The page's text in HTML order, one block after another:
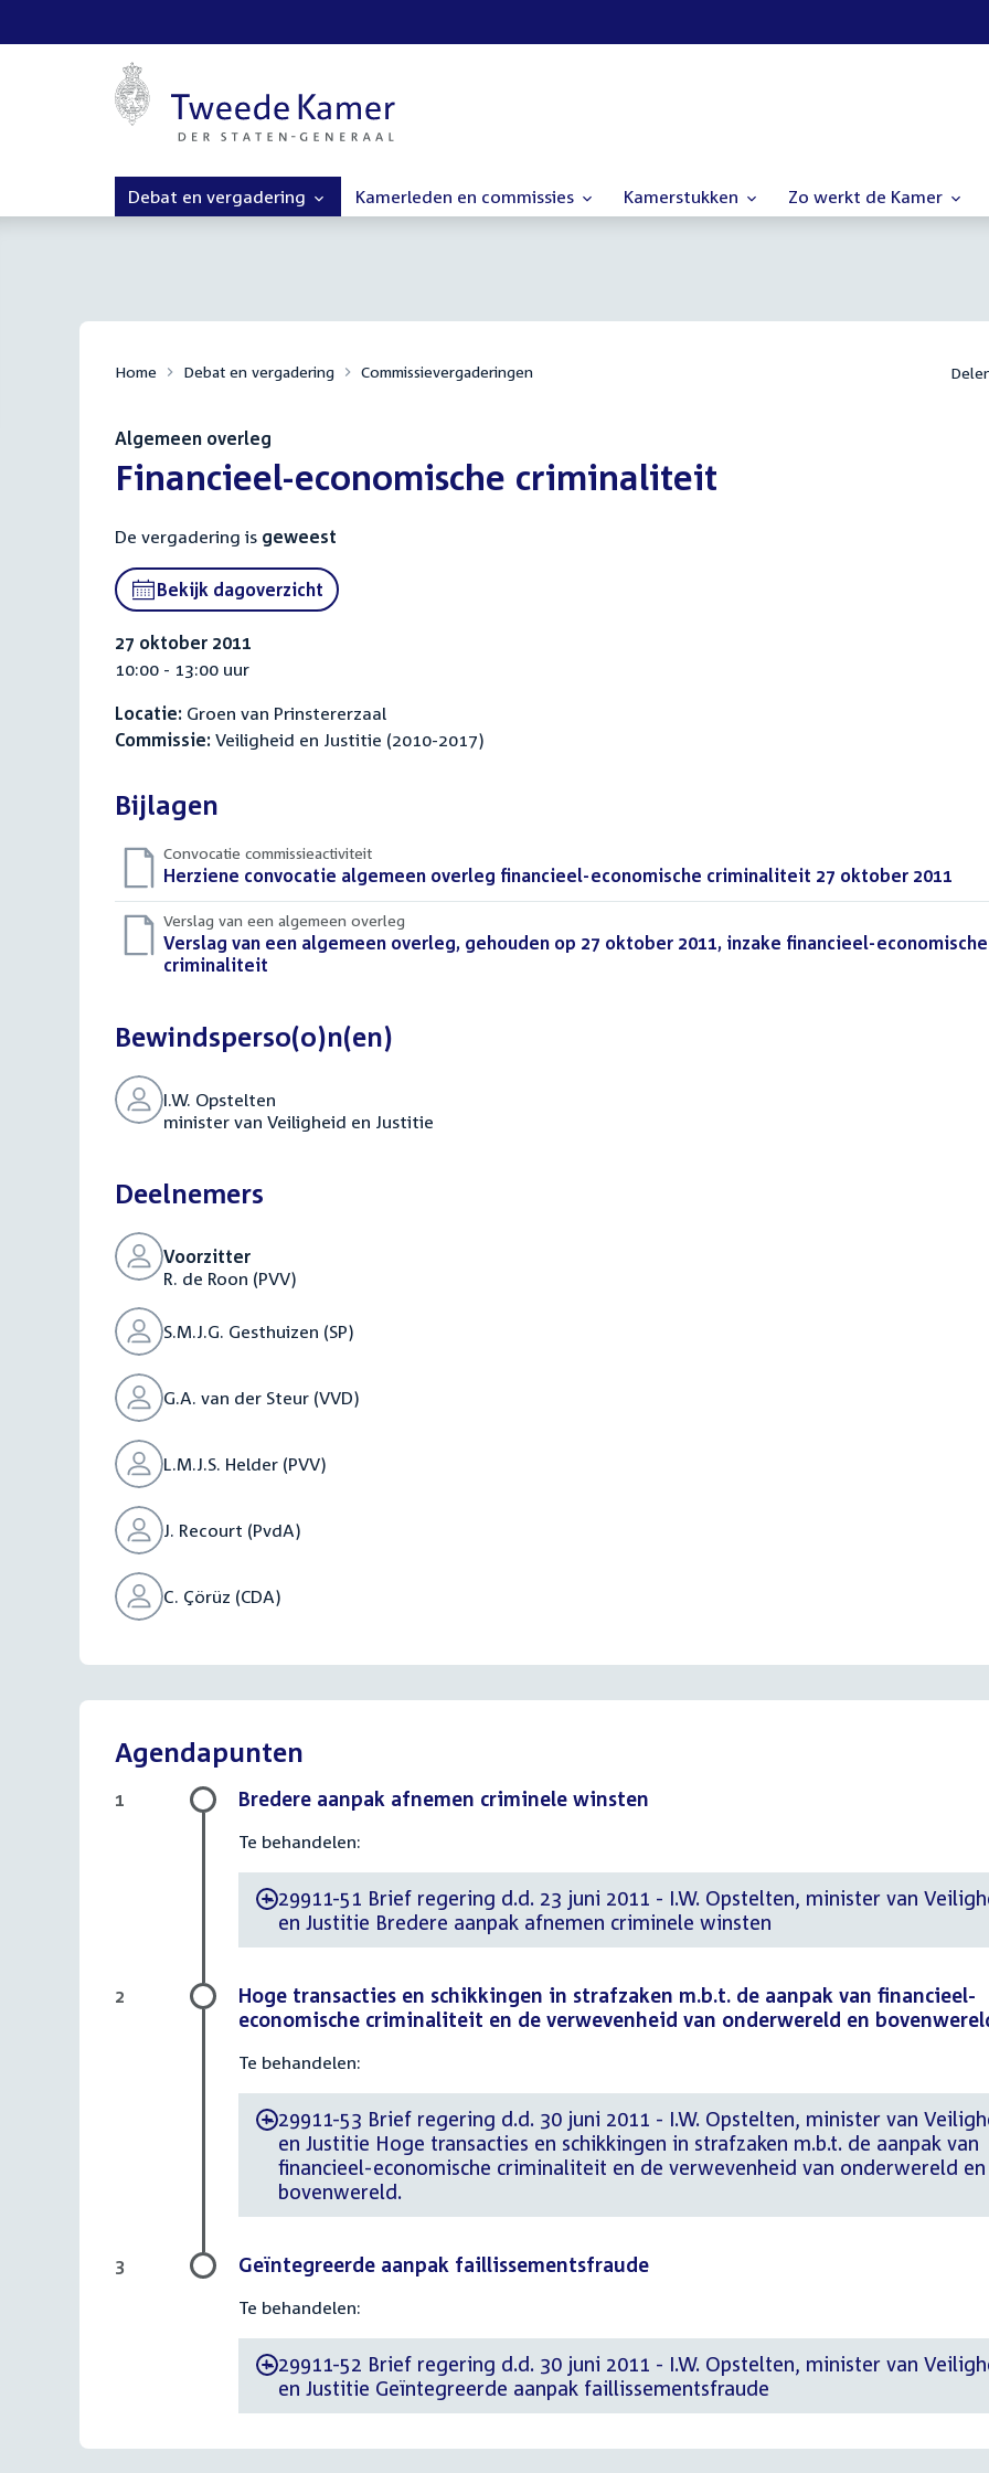
Debat en vergadering Kamerleden en commissies Kamerstukken Zo werkt de Kamer
Home Debat en vergadering Commissievergaderingen
Algemeen overleg
:Financieel-economische criminaliteit
De vergadering is geweest
Bekijk dagoverzicht
27 oktober 2011
10:00 - 13:00 uur
Locatie: Groen van Prinstererzaal
Commissie: Veiligheid en Justitie (2010-2017)
Bijlagen
Convocatie commissieactiviteit
Download
bestand:
Herziene convocatie algemeen overleg financieel-economische criminaliteit 27 oktober 2011
Verslag van een algemeen overleg
Download
bestand:
Verslag van een algemeen overleg, gehouden op 27 oktober 2011, inzake financieel-economische
criminaliteit
Bewindsperso(o)n(en)
I.W. Opstelten
minister van Veiligheid en Justitie
Deelnemers
Voorzitter
R. de Roon (PVV)
S.M.J.G. Gesthuizen (SP)
G.A. van der Steur (VVD)
L.M.J.S. Helder (PVV)
J. Recourt (PvdA)
C. Çörüz (CDA)
Agendapunten
Bredere aanpak afnemen criminele winsten
Te behandelen:
-29911-51 Brief regering d.d. 23 juni 2011 - I.W. Opstelten, minister van
en Justitie Bredere aanpak afnemen criminele winsten
1
Hoge transacties en schikkingen in strafzaken m.b.t. de aanpak van financieel-
economische criminaliteit en de verwevenheid van onderwereld en
Te behandelen:
-29911-53 Brief regering d.d. 30 juni 2011 - I.W. Opstelten, minister van
en Justitie Hoge transacties en schikkingen in strafzaken m.b.t. de aanpak van
financieel-economische criminaliteit en de verwevenheid van onderwereld en
bovenwereld.
2
Geïntegreerde aanpak faillissementsfraude
Te behandelen:
-29911-52 Brief regering d.d. 30 juni 2011 - I.W. Opstelten, minister van
en Justitie Geïntegreerde aanpak faillissementsfraude
3